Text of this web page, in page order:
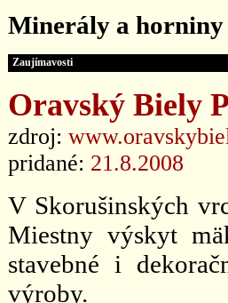
Minerály a
Zaujímavosti
Oravský Biely
zdroj:
pridané: 21.8.2008
V Skorušinských
Miestny výskyt
stavebné i
výroby.